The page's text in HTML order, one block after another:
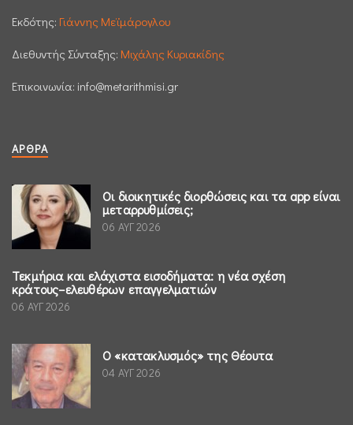
Εκδότης: Γιάννης Μεϊμάρογλου
Διεθυντής Σύνταξης: Μιχάλης Κυριακίδης
Επικοινωνία: info@metarithmisi.gr
ΆΡΘΡΑ
Οι διοικητικές διορθώσεις και τα app είναι
μεταρρυθμίσεις;
06 ΑΥΓ 2026
Τεκμήρια και ελάχιστα εισοδήματα: η νέα σχέση
κράτους–ελευθέρων επαγγελματιών
06 ΑΥΓ 2026
Ο «κατακλυσμός» της Θέουτα
04 ΑΥΓ 2026